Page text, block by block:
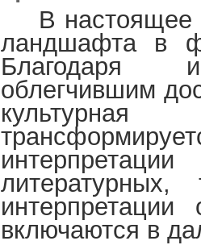
В настоящее
ландшафта в
Благодаря
облегчившим
включаются в